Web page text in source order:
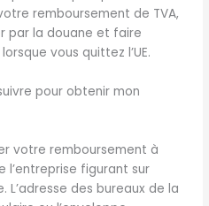
remboursement de TVA,
par la douane et faire
vous quittez l’UE.
pour obtenir mon
votre remboursement à
l’entreprise figurant sur
des bureaux de la